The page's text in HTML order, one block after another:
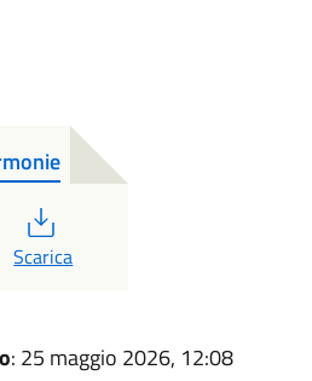
Scarica
: 25 maggio 2026, 12:08